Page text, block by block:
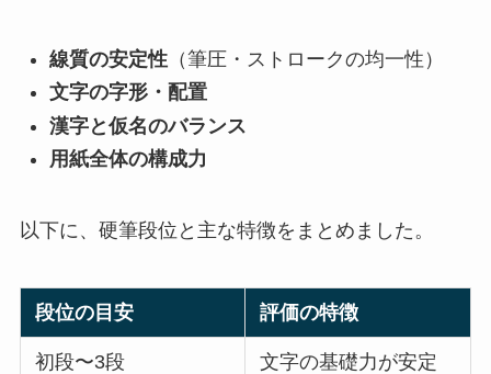
線質の安定性（筆圧・ストロークの均一性）
文字の字形・配置
漢字と仮名のバランス
用紙全体の構成力
以下に、硬筆段位と主な特徴をまとめました。
段位の目安 評価の特徴
初段〜3段
文字の基礎力が安定